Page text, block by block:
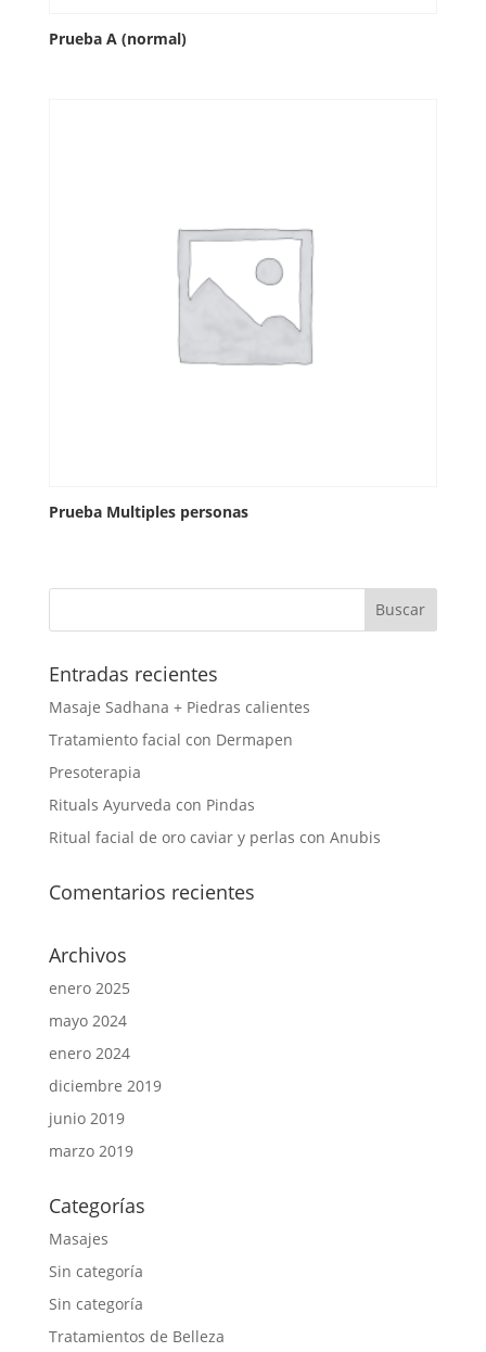
Prueba A (normal)
Prueba Multiples personas
Entradas recientes
Masaje Sadhana + Piedras calientes
Tratamiento facial con Dermapen
Presoterapia
Rituals Ayurveda con Pindas
Ritual facial de oro caviar y perlas con Anubis
Comentarios recientes
Archivos
enero 2025
mayo 2024
enero 2024
diciembre 2019
junio 2019
marzo 2019
Categorías
Masajes
Sin categoría
Sin categoría
Tratamientos de Belleza